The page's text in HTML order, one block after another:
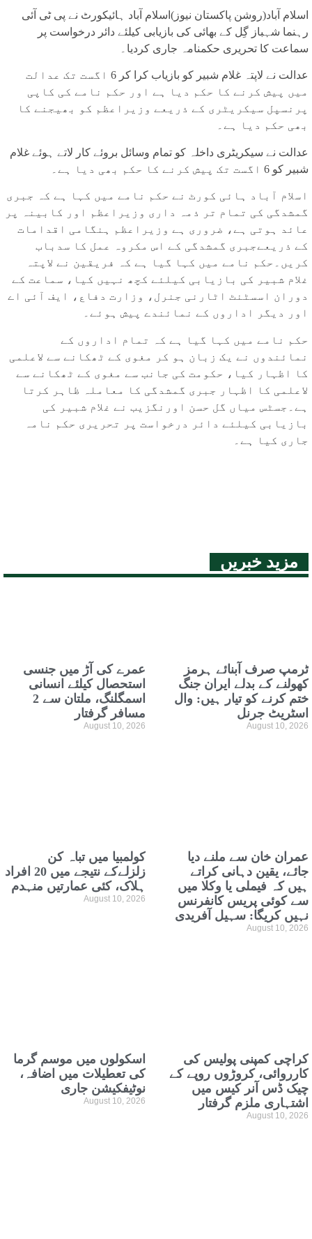
اسلام آباد(روشن پاکستان نیوز)اسلام آباد ہائیکورٹ نے پی ٹی آئی
رہنما شہباز گِل کے بھائی کی بازیابی کیلئے دائر درخواست پر
سماعت کا تحریری حکمنامہ جاری کردیا۔
عدالت نے لاپتہ غلام شبیر کو بازیاب کرا کر 6 اگست تک عدالت
میں پیش کرنے کا حکم دیا ہے اور حکم نامے کی کاپی
پرنسپل سیکریٹری کے ذریعے وزیراعظم کو بھیجنے کا
بھی حکم دیا ہے۔
عدالت نے سیکریٹری داخلہ کو تمام وسائل بروئے کار لاتے ہوئے غلام
شبیر کو 6 اگست تک پیش کرنے کا حکم بھی دیا ہے۔
اسلام آباد ہائی کورٹ نے حکم نامے میں کہا ہے کہ جبری
گمشدگی کی تمام تر ذمہ داری وزیراعظم اور کابینہ پر
عائد ہوتی ہے، ضروری ہے وزیراعظم ہنگامی اقدامات
کے ذریعےجبری گمشدگی کے اس مکروہ عمل کا سدباب
کریں۔حکم نامے میں کہا گیا ہے کہ فریقین نے لاپتہ
غلام شبیر کی بازیابی کیلئے کچھ نہیں کیا، سماعت کے
دوران اسسٹنٹ اٹارنی جنرل، وزارت دفاع، ایف آئی اے
اور دیگر اداروں کے نمائندے پیش ہوئے۔
حکم نامے میں کہا گیا ہے کہ تمام اداروں کے
نمائندوں نے یک زبان ہو کر مغوی کے ٹھکانے سے لاعلمی
کا اظہار کیا، حکومت کی جانب سے مغوی کے ٹھکانے سے
لاعلمی کا اظہار جبری گمشدگی کا معاملہ ظاہر کرتا
ہے۔جسٹس میاں گل حسن اورنگزیب نے غلام شبیر کی
بازیابی کیلئے دائر درخواست پر تحریری حکم نامہ
جاری کیا ہے۔
مزید خبریں
عمرے کی آڑ میں جنسی
استحصال کیلئے انسانی
اسمگلنگ، ملتان سے 2
مسافر گرفتار
August 10, 2026
ٹرمپ صرف آبنائے ہرمز
کھولنے کے بدلے ایران جنگ
ختم کرنے کو تیار ہیں: وال
اسٹریٹ جرنل
August 10, 2026
کولمبیا میں تباہ کن
زلزلےکے نتیجے میں 20 افراد
ہلاک، کئی عمارتیں منہدم
August 10, 2026
عمران خان سے ملنے دیا
جائے، یقین دہانی کراتے
ہیں کہ فیملی یا وکلا میں
سے کوئی پریس کانفرنس
نہیں کریگا: سہیل آفریدی
August 10, 2026
اسکولوں میں موسم گرما
کی تعطیلات میں اضافہ،
نوٹیفکیشن جاری
August 10, 2026
کراچی کمپنی پولیس کی
کارروائی، کروڑوں روپے کے
چیک ڈس آنر کیس میں
اشتہاری ملزم گرفتار
August 10, 2026